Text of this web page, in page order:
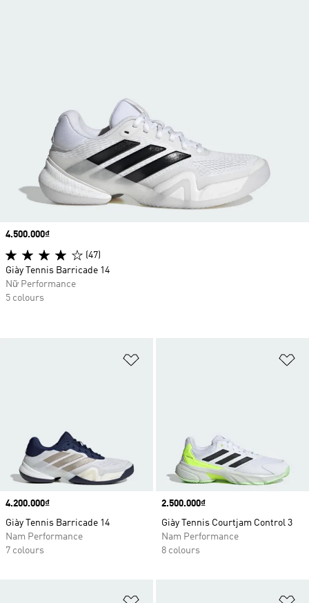
Price
4.200.000₫
Giày Tennis Barricade 14
Nam Performance
7 colours
Price
2.500.000₫
Giày Tennis Courtjam Control 3
Nam Performance
8 colours
Price
4.500.000₫
(47)
Giày Tennis Barricade 14
Nữ Performance
5 colours